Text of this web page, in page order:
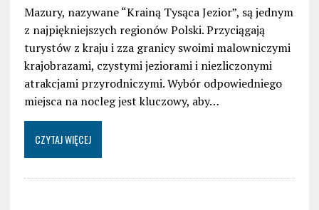
Mazury, nazywane “Krainą Tysąca Jezior”, są jednym
z najpiękniejszych regionów Polski. Przyciągają
turystów z kraju i zza granicy swoimi malowniczymi
krajobrazami, czystymi jeziorami i niezliczonymi
atrakcjami przyrodniczymi. Wybór odpowiedniego
miejsca na nocleg jest kluczowy, aby…
CZYTAJ WIĘCEJ